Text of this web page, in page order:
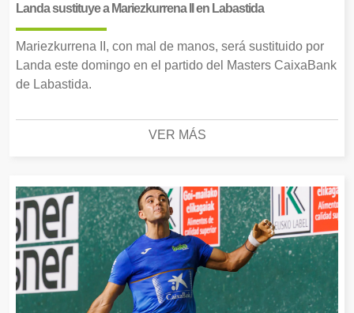
Landa sustituye a Mariezkurrena II en Labastida
Mariezkurrena II, con mal de manos, será sustituido por
Landa este domingo en el partido del Masters CaixaBank
de Labastida.
VER MÁS